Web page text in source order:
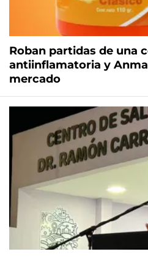
Roban partidas de una
antiinflamatoria y
mercado